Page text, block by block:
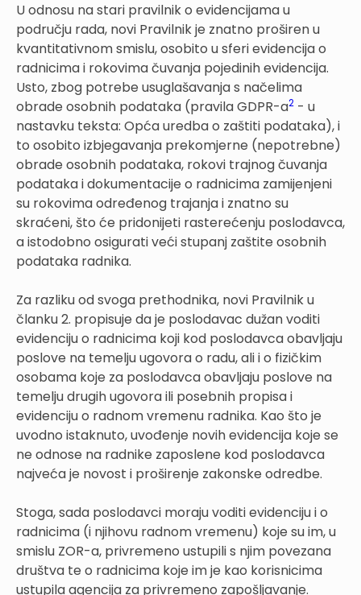
U odnosu na stari pravilnik o evidencijama u
području rada, novi Pravilnik je znatno proširen u
kvantitativnom smislu, osobito u sferi evidencija o
radnicima i rokovima čuvanja pojedinih evidencija.
Usto, zbog potrebe usuglašavanja s načelima
obrade osobnih podataka (pravila GDPR-a2 - u
nastavku teksta: Opća uredba o zaštiti podataka), i
to osobito izbjegavanja prekomjerne (nepotrebne)
obrade osobnih podataka, rokovi trajnog čuvanja
podataka i dokumentacije o radnicima zamijenjeni
su rokovima određenog trajanja i znatno su
skraćeni, što će pridonijeti rasterećenju poslodavca,
a istodobno osigurati veći stupanj zaštite osobnih
podataka radnika.
Za razliku od svoga prethodnika, novi Pravilnik u
članku 2. propisuje da je poslodavac dužan voditi
evidenciju o radnicima koji kod poslodavca obavljaju
poslove na temelju ugovora o radu, ali i o fizičkim
osobama koje za poslodavca obavljaju poslove na
temelju drugih ugovora ili posebnih propisa i
evidenciju o radnom vremenu radnika. Kao što je
uvodno istaknuto, uvođenje novih evidencija koje se
ne odnose na radnike zaposlene kod poslodavca
najveća je novost i proširenje zakonske odredbe.
Stoga, sada poslodavci moraju voditi evidenciju i o
radnicima (i njihovu radnom vremenu) koje su im, u
smislu ZOR-a, privremeno ustupili s njim povezana
društva te o radnicima koje im je kao korisnicima
ustupila agencija za privremeno zapošljavanje.